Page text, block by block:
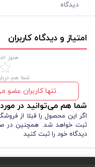
دیدگاه
امتیاز و دیدگاه کاربران
هنوز
شما هم
تنها کاربران عضو
شما هم می‌توانید در
اگر این محصول را قبلا از
ثبت خواهد شد. همچنین در
دیدگاه خود را ثبت کنید